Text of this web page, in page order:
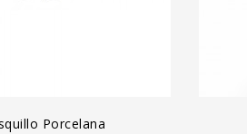
Porcelana